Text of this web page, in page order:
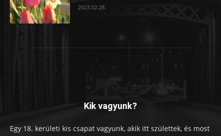
2023.02.28.
Kik vagyunk?
Egy 18. kerületi kis csapat vagyunk, akik itt születtek, és most